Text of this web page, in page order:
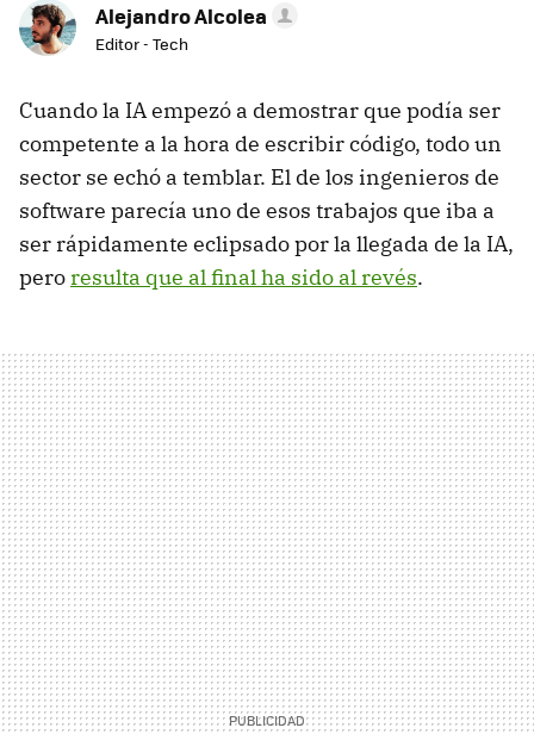
Alejandro Alcolea
Editor - Tech
Cuando la IA empezó a demostrar que podía ser
competente a la hora de escribir código, todo un
sector se echó a temblar. El de los ingenieros de
software parecía uno de esos trabajos que iba a
ser rápidamente eclipsado por la llegada de la IA,
peroresulta que al final ha sido al revés.